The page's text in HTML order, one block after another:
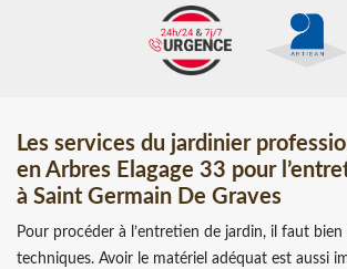
Les services du jardinier
en Arbres Elagage 33 pour
à Saint Germain De Graves
Pour procéder à l’entretien de jardin, il faut bien
techniques. Avoir le matériel adéquat est aussi